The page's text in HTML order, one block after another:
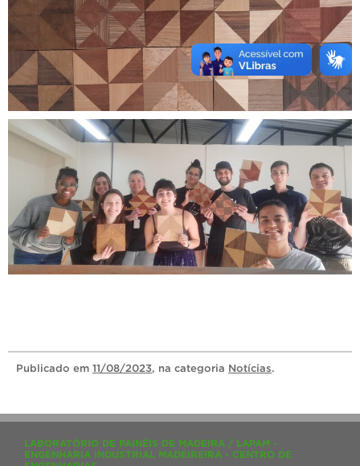
Publicado em 11/08/2023, na categoria Notícias.
LABORATÓRIO DE PAINÉIS DE MADEIRA / LAPAM -
ENGENHARIA INDUSTRIAL MADEIREIRA - CENTRO DE